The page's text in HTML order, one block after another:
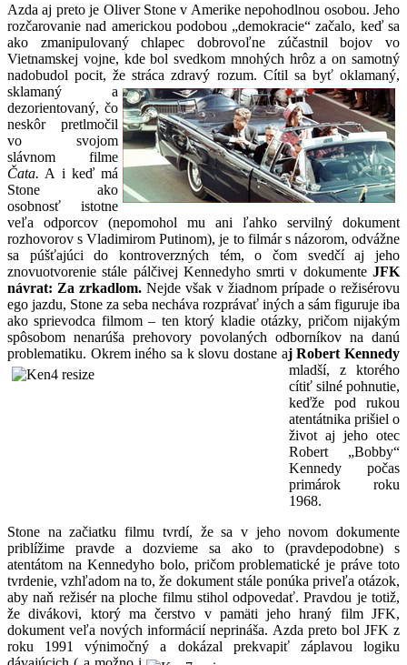
Azda aj preto je Oliver Stone v Amerike nepohodlnou osobou. Jeho
rozčarovanie nad americkou podobou „demokracie“ začalo, keď sa
ako zmanipulovaný chlapec dobrovoľne zúčastnil bojov vo
Vietnamskej vojne, kde bol svedkom mnohých hrôz a on samotný
nadobudol pocit, že stráca zdravý rozum. Cítil sa byť oklamaný,
sklamaný a
dezorientovaný, čo
neskôr pretlmočil
vo svojom
slávnom filme
Čata. A i keď má
Stone ako
osobnosť istotne
veľa odporcov (nepomohol mu ani ľahko servilný dokument
rozhovorov s Vladimirom Putinom), je to filmár s názorom, odvážne
sa púšťajúci do kontroverzných tém, o čom svedčí aj jeho
znovuotvorenie stále pálčivej Kennedyho smrti v dokumente JFK
návrat: Za zrkadlom. Nejde však v žiadnom prípade o režisérovu
ego jazdu, Stone za seba necháva rozprávať iných a sám figuruje iba
ako sprievodca filmom – ten ktorý kladie otázky, pričom nijakým
spôsobom nenarúša prehovory povolaných odborníkov na danú
problematiku. Okrem iného sa k slovu dostane aj Robert Kennedy
mladší, z ktorého
cítiť silné pohnutie,
keďže pod rukou
atentátnika prišiel o
život aj jeho otec
Robert „Bobby“
Kennedy počas
primárok roku
1968.
Stone na začiatku filmu tvrdí, že sa v jeho novom dokumente
priblížime pravde a dozvieme sa ako to (pravdepodobne) s
atentátom na Kennedyho bolo, pričom problematické je práve toto
tvrdenie, vzhľadom na to, že dokument stále ponúka priveľa otázok,
aby naň režisér na ploche filmu stihol odpovedať. Pravdou je totiž,
že divákovi, ktorý ma čerstvo v pamäti jeho hraný film JFK,
dokument veľa nových informácií neprináša. Azda preto bol JFK z
roku 1991 výnimočný a dokázal prekvapiť záplavou logiku